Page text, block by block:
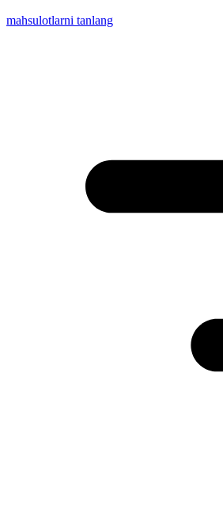
mahsulotlarni tanlang